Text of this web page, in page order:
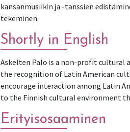
kansanmusiikin ja -tanssien
tekeminen.
Shortly in English
Askelten Palo is a non-profit cultural
the recognition of Latin American
encourage interaction among Latin
to the Finnish cultural environment
Erityisosaaminen